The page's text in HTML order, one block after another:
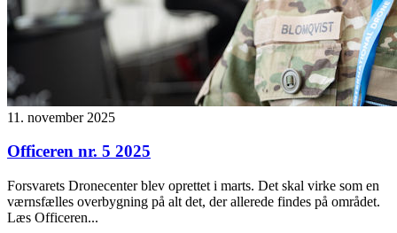
11. november 2025
Officeren nr. 5 2025
Forsvarets Dronecenter blev oprettet i marts. Det skal virke som en
værnsfælles overbygning på alt det, der allerede findes på området.
Læs Officeren...